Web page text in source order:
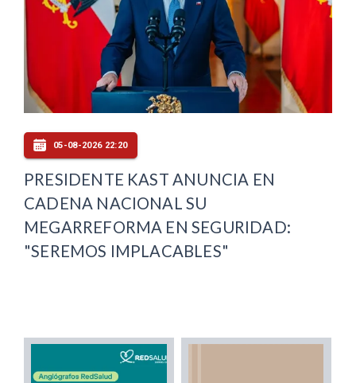
05-08-2026 22:20
PRESIDENTE KAST ANUNCIA EN
CADENA NACIONAL SU
MEGARREFORMA EN SEGURIDAD:
"SEREMOS IMPLACABLES"